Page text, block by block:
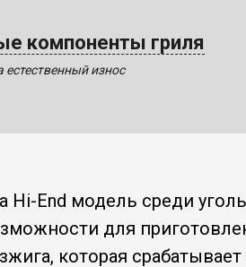
компоненты гриля
естественный износ
Hi-End модель среди
для
которая